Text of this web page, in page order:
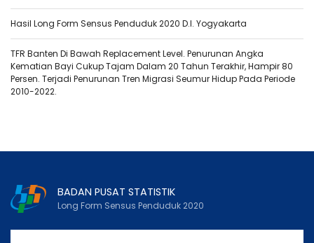
Hasil Long Form Sensus Penduduk 2020 D.I. Yogyakarta
TFR Banten Di Bawah Replacement Level. Penurunan Angka
Kematian Bayi Cukup Tajam Dalam 20 Tahun Terakhir, Hampir 80
Persen. Terjadi Penurunan Tren Migrasi Seumur Hidup Pada Periode
2010-2022.
BADAN PUSAT STATISTIK
Long Form Sensus Penduduk 2020